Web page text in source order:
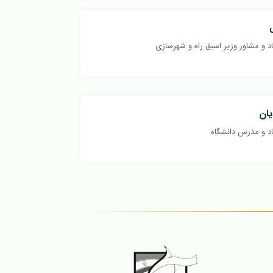
و مشاور وزیر اسبق راه و شهرسازی
و مدرس دانشگاه